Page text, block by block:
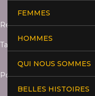
FEMMES
HOMMES
QUI NOUS SOMMES
BELLES HISTOIRES
Residence:
Taille:
Poids: